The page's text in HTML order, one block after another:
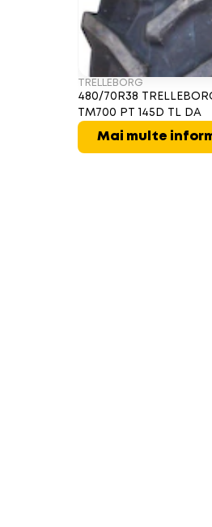
TRELLEBORG
480/70R38
TM700 PT 145D TL DA
Mai multe